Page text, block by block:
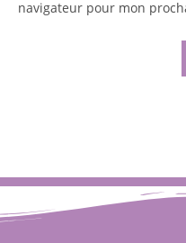
navigateur pour mon